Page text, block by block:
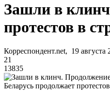
Зашли в
протестов в
Корреспондент.net, 19 августа
21
13835
Беларусь продолжает